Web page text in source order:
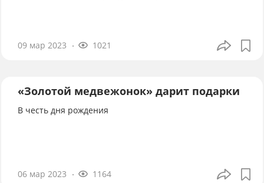
09 мар 2023 1021
«Золотой медвежонок» дарит подарки
В честь дня рождения
06 мар 2023 1164